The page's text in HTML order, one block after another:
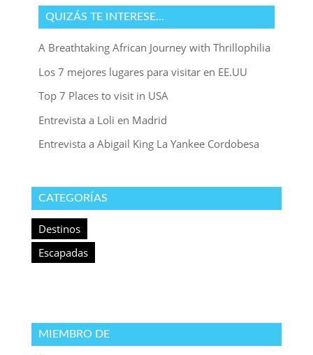
QUIZÁS TE INTERESE…
A Breathtaking African Journey with Thrillophilia
Los 7 mejores lugares para visitar en EE.UU
Top 7 Places to visit in USA
Entrevista a Loli en Madrid
Entrevista a Abigail King La Yankee Cordobesa
CATEGORÍAS
Destinos
Escapadas
MIEMBRO DE